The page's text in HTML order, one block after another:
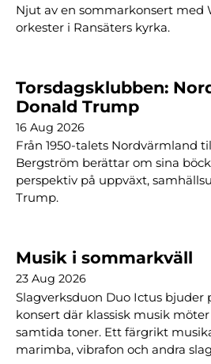
Njut av en sommarkonsert med
orkester i Ransäters kyrka.
Torsdagsklubben:
Donald Trump
16 Aug 2026
Från 1950-talets Nordvärmland
Bergström berättar om sina
perspektiv på uppväxt,
Trump.
Musik i sommarkväll
23 Aug 2026
Slagverksduon Duo Ictus bjuder
konsert där klassisk musik
samtida toner. Ett färgrikt
marimba, vibrafon och andra